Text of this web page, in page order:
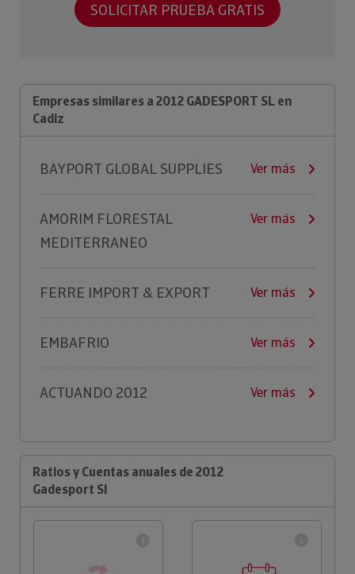
SOLICITAR PRUEBA GRATIS
Empresas similares a 2012 GADESPORT SL en
Cadiz
BAYPORT GLOBAL SUPPLIES Ver más
AMORIM FLORESTAL
MEDITERRANEO
Ver más
FERRE IMPORT & EXPORT Ver más
EMBAFRIO Ver más
ACTUANDO 2012 Ver más
Ratios y Cuentas anuales de 2012
Gadesport Sl